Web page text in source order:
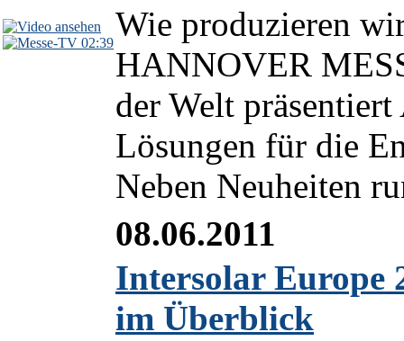
02:39Wie produzieren
HANNOVER
der Welt
Lösungen für die
Neben Neuheiten
08.06.2011
Intersolar Europe
im Überblick